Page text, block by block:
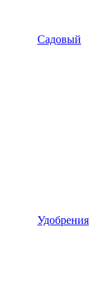
Садовый
Удобрения